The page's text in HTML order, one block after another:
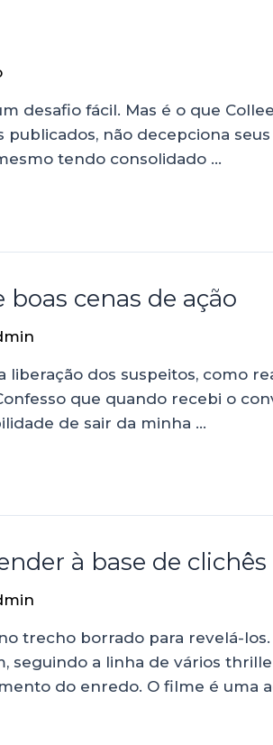
desafio fácil. Mas é o que
não decepciona
tendo consolidado …
cenas de ação
liberação dos suspeitos, como
que quando recebi o
de sair da minha …
à base de clichês
trecho borrado para revelá-
a linha de vários
do enredo. O filme é uma